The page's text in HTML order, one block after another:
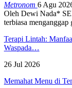
Metronom 6 Agu
Oleh Dewi Nada*
terbiasa menganggap
Terapi Lintah:
Waspada…
26 Jul 2026
Memahat Menu di